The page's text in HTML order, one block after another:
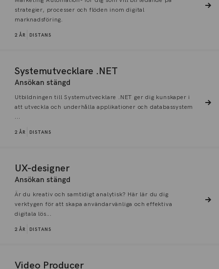
strategier, processer och flöden inom digital
marknadsföring.
2 ÅR DISTANS
Systemutvecklare .NET
Ansökan stängd
Utbildningen till Systemutvecklare .NET ger dig kunskaper i
att utveckla och underhålla applikationer och databassystem
...
2 ÅR DISTANS
UX-designer
Ansökan stängd
Är du kreativ och samtidigt analytisk? Här lär du dig
verktygen för att skapa användarvänliga och effektiva
digitala lös...
2 ÅR DISTANS
Video Producer